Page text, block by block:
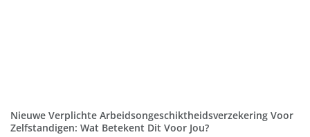
Nieuwe Verplichte Arbeidsongeschiktheidsverzekering Voor
Zelfstandigen: Wat Betekent Dit Voor Jou?